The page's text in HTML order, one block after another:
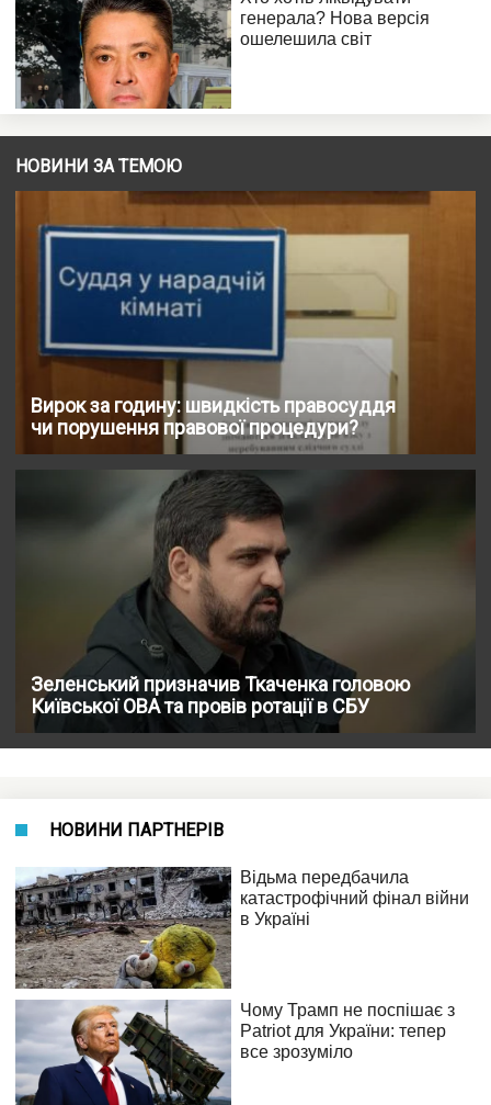
НОВИНИ ЗА ТЕМОЮ
Вирок за годину: швидкість правосуддя
чи порушення правової процедури?
Зеленський призначив Ткаченка головою
Київської ОВА та провів ротації в СБУ
НОВИНИ ПАРТНЕРІВ